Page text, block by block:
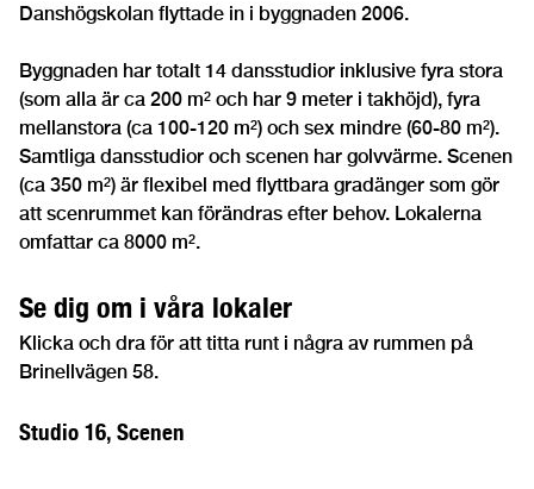
Danshögskolan flyttade in i byggnaden 2006.
Byggnaden har totalt 14 dansstudior inklusive fyra stora
(som alla är ca 200 m² och har 9 meter i takhöjd), fyra
mellanstora (ca 100-120 m²) och sex mindre (60-80 m²).
Samtliga dansstudior och scenen har golvvärme. Scenen
(ca 350 m²) är flexibel med flyttbara gradänger som gör
att scenrummet kan förändras efter behov. Lokalerna
omfattar ca 8000 m².
Se dig om i våra lokaler
Klicka och dra för att titta runt i några av rummen på
Brinellvägen 58.
Studio 16, Scenen